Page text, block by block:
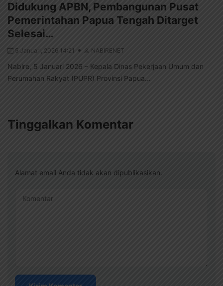
Didukung APBN, Pembangunan Pusat
Pemerintahan Papua Tengah Ditarget
Selesai…
5 Januari, 2026 14:21 NABIRENET
Nabire, 5 Januari 2026 – Kepala Dinas Pekerjaan Umum dan
Perumahan Rakyat (PUPR) Provinsi Papua...
Tinggalkan Komentar
Alamat email Anda tidak akan dipublikasikan.
Komentar